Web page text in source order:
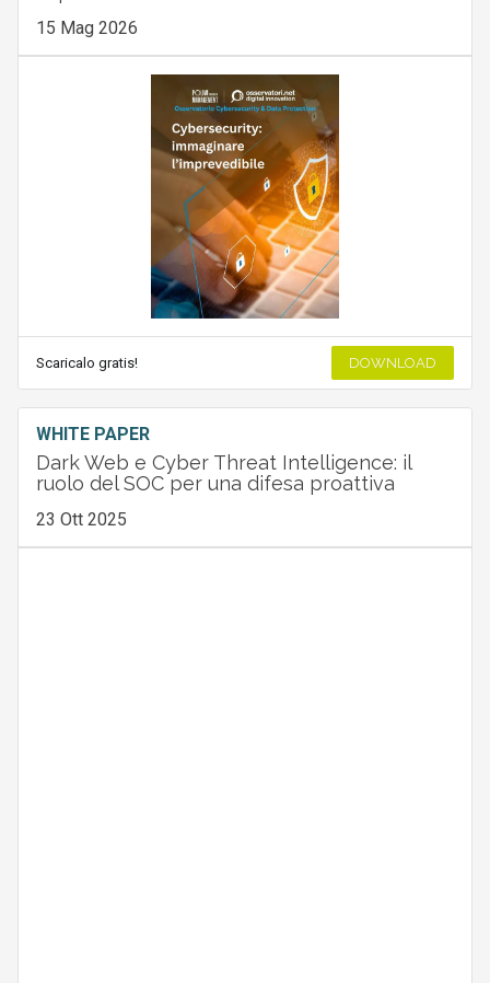
15 Mag 2026
Scaricalo gratis! DOWNLOAD
WHITE PAPER
Dark Web e Cyber Threat Intelligence: il
ruolo del SOC per una difesa proattiva
23 Ott 2025